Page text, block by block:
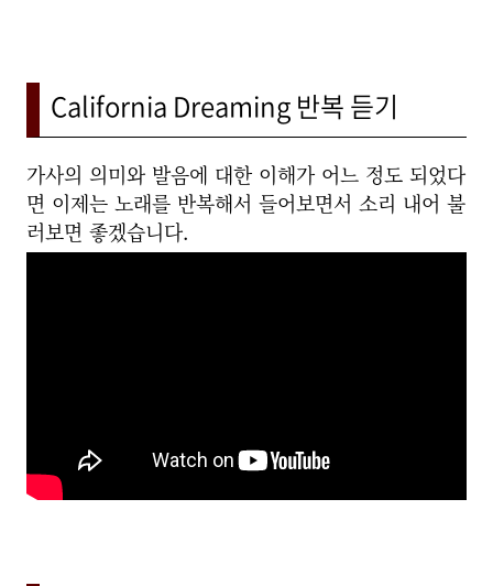
California Dreaming 반복 듣기
가사의 의미와 발음에 대한 이해가 어느 정도 되었다
면 이제는 노래를 반복해서 들어보면서 소리 내어 불
러보면 좋겠습니다.